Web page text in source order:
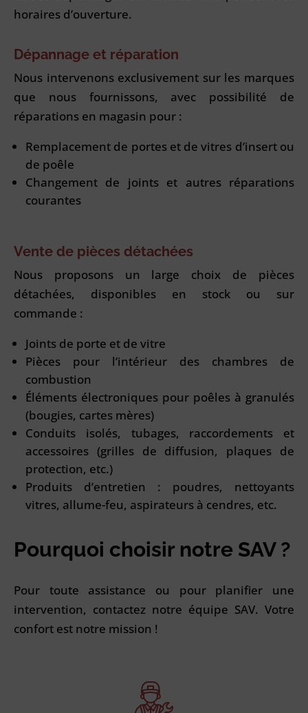
horaires d’ouverture.
Dépannage et réparation
Nous intervenons exclusivement sur les marques
que nous fournissons, avec possibilité de
réparations en magasin pour :
Remplacement de portes et de vitres d’insert ou
de poêle
Changement de joints et autres réparations
courantes
Vente de pièces détachées
Nous proposons un large choix de pièces
détachées, disponibles en stock ou sur
commande :
Joints de porte et de vitre
Pièces pour l’intérieur des chambres de
combustion
Éléments électroniques pour poêles à granulés
(bougies, cartes mères)
Conduits isolés, tubages, raccordements et
accessoires (grilles de diffusion, plaques de
protection, etc.)
Produits d’entretien : poudres, nettoyants
vitres, allume-feu, aspirateurs à cendres, etc.
Pourquoi choisir notre SAV ?
Pour toute assistance ou pour planifier une
intervention, contactez notre équipe SAV. Votre
confort est notre mission !